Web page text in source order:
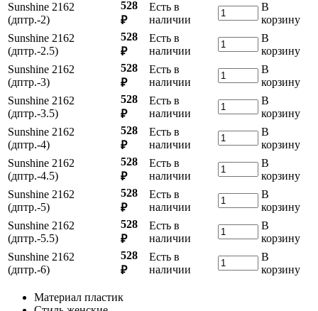
Sunshine 2162
(дптр.-2)
528
₽
Есть в
наличии
В
корзину
Sunshine 2162
(дптр.-2.5)
528
₽
Есть в
наличии
В
корзину
Sunshine 2162
(дптр.-3)
528
₽
Есть в
наличии
В
корзину
Sunshine 2162
(дптр.-3.5)
528
₽
Есть в
наличии
В
корзину
Sunshine 2162
(дптр.-4)
528
₽
Есть в
наличии
В
корзину
Sunshine 2162
(дптр.-4.5)
528
₽
Есть в
наличии
В
корзину
Sunshine 2162
(дптр.-5)
528
₽
Есть в
наличии
В
корзину
Sunshine 2162
(дптр.-5.5)
528
₽
Есть в
наличии
В
корзину
Sunshine 2162
(дптр.-6)
528
₽
Есть в
наличии
В
корзину
Материал пластик